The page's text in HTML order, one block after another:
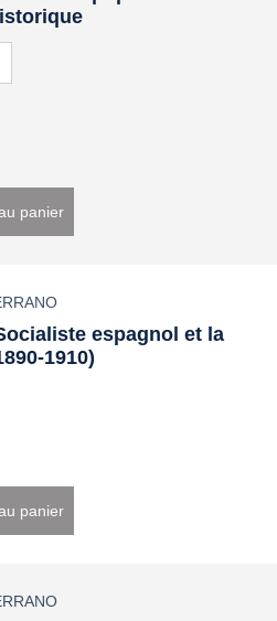
panier
espagnol et la
1910)
panier